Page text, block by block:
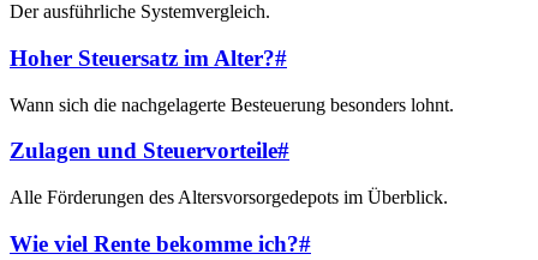
Der ausführliche Systemvergleich.
Hoher Steuersatz im Alter?#
Wann sich die nachgelagerte Besteuerung besonders lohnt.
Zulagen und Steuervorteile#
Alle Förderungen des Altersvorsorgedepots im Überblick.
Wie viel Rente bekomme ich?#